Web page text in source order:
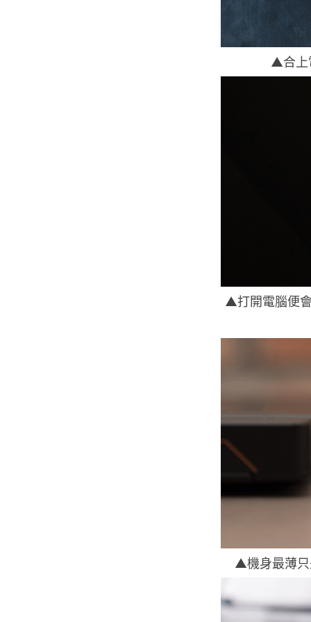
▲合上
▲打開電腦便
▲機身最薄